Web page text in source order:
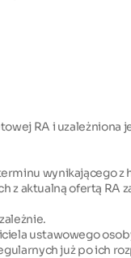
RA i uzależniona
wynikającego z
z aktualną ofertą RA
ustawowego
już po ich